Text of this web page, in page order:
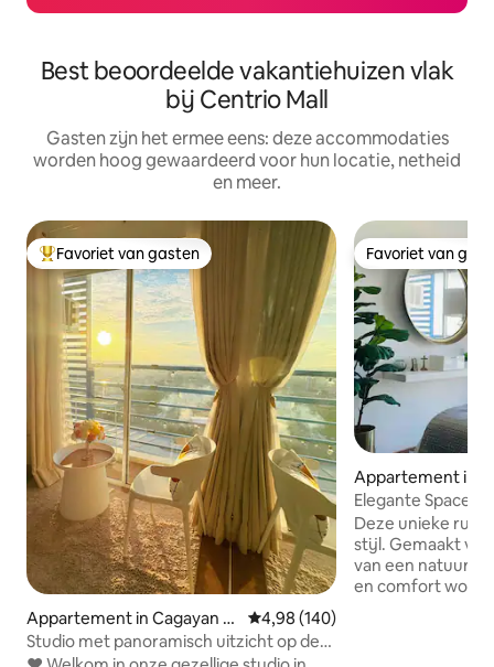
Best beoordeelde vakantiehuizen vlak
bij Centrio Mall
Gasten zijn het ermee eens: deze accommodaties
worden hoog gewaardeerd voor hun locatie, netheid
en meer.
Topfavoriet van gasten
Favoriet van gasten
Appartement in Cagayan d
e Oro
Gemiddelde beoordeling van
4,98 (140)
Studio met panoramisch uitzicht op de
zonsondergang @ Loop Tower | 18e
Favoriet van
Favoriet van
Appartement in
e Oro
Elegante Space
Deze unieke
stijl. Gemaakt voor jou om te genieten
van een
en comfort